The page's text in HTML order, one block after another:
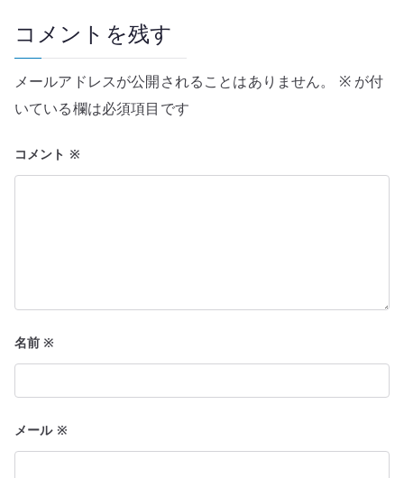
ー
シ
ョ
ン
コメントを残す
メールアドレスが公開されることはありません。 ※が付
いている欄は必須項目です
コメント ※
名前※
メール ※